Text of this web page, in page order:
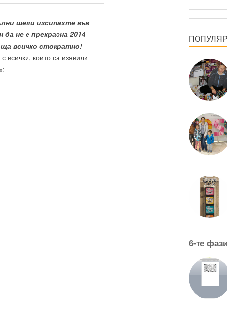
шепи изсипахте във
не е прекрасна 2014
всичко стократно!
всички, които са изявили
6-те